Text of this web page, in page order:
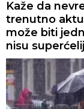
Kaže da
trenutno
može biti
nisu